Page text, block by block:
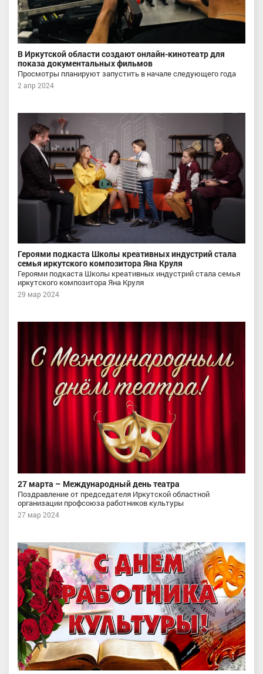
В Иркутской области создают онлайн-кинотеатр для
показа документальных фильмов
Просмотры планируют запустить в начале следующего года
2 апр 2024
Героями подкаста Школы креативных индустрий стала
семья иркутского композитора Яна Круля
Героями подкаста Школы креативных индустрий стала семья
иркутского композитора Яна Круля
29 мар 2024
27 марта – Международный день театра
Поздравление от председателя Иркутской областной
организации профсоюза работников культуры
27 мар 2024